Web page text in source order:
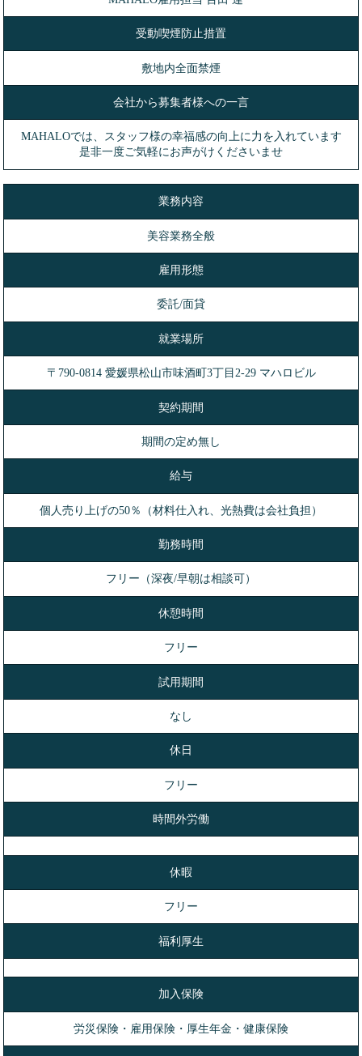
受動喫煙防止措置
敷地内全面禁煙
会社から募集者様への一言
MAHALOでは、スタッフ様の幸福感の向上に力を入れています
是非一度ご気軽にお声がけくださいませ
業務内容
美容業務全般
雇用形態
委託/面貸
就業場所
〒790-0814 愛媛県松山市味酒町3丁目2-29 マハロビル
契約期間
期間の定め無し
給与
個人売り上げの50％（材料仕入れ、光熱費は会社負担）
勤務時間
フリー（深夜/早朝は相談可）
休憩時間
フリー
試用期間
なし
休日
フリー
時間外労働
休暇
フリー
福利厚生
加入保険
労災保険・雇用保険・厚生年金・健康保険